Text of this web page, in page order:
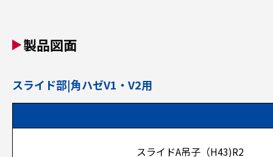
製品図面
スライド部|角ハゼV1・V2用
スライドA吊子（H43)R2